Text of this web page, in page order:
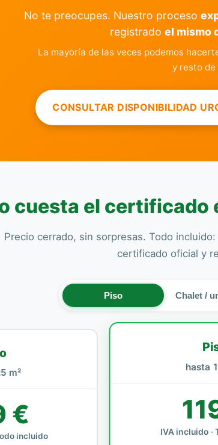
No te preocupes. Nuestro proceso
registrado el mismo
La mayoría de las veces podemos
y resto de
CONSULTAR DISPONIBILIDAD
cuesta el certificado
Precio cerrado, sin sorpresas. Todo
certificado oficial y
Piso Chalet /
m²
€
incluido
hasta
IVA incluido ·